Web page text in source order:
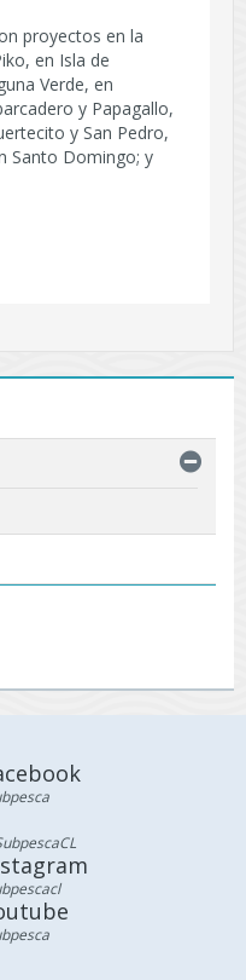
proyectos en la
en Isla de
Verde, en
y Papagallo,
y San Pedro,
Santo Domingo; y